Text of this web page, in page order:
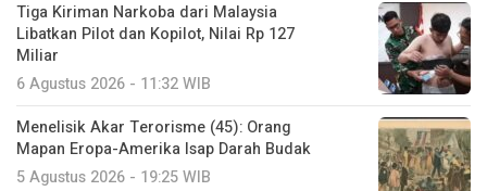
Tiga Kiriman Narkoba dari Malaysia
Libatkan Pilot dan Kopilot, Nilai Rp 127
Miliar
6 Agustus 2026 - 11:32 WIB
Menelisik Akar Terorisme (45): Orang
Mapan Eropa-Amerika Isap Darah Budak
5 Agustus 2026 - 19:25 WIB